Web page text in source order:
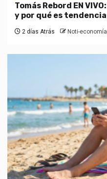
Tomás Rebord EN
y por qué es tendencia
2 días Atrás Noti-economía